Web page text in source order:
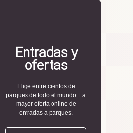
Entradas y
ofertas
Elige entre cientos de
parques de todo el mundo. La
mayor oferta online de
entradas a parques.